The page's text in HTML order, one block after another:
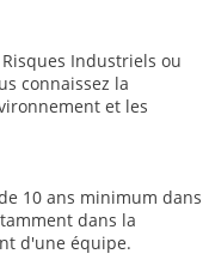
Industriels ou
connaissez la
et les
10 ans minimum dans
dans la
d'une équipe.